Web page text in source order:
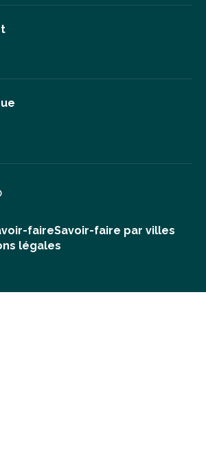
faireSavoir-faire par villes
légales